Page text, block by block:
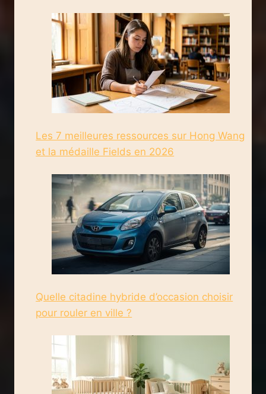
Les 7 meilleures ressources sur Hong Wang
et la médaille Fields en 2026
Quelle citadine hybride d’occasion choisir
pour rouler en ville ?